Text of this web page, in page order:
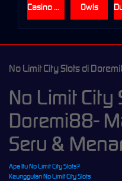
Casino Win Spin Owls
No Limit City Slots di
No Limit City
Doremi88-
Seru &
Apa Itu No Limit City Slots?
Keunggulan No Limit City Slots